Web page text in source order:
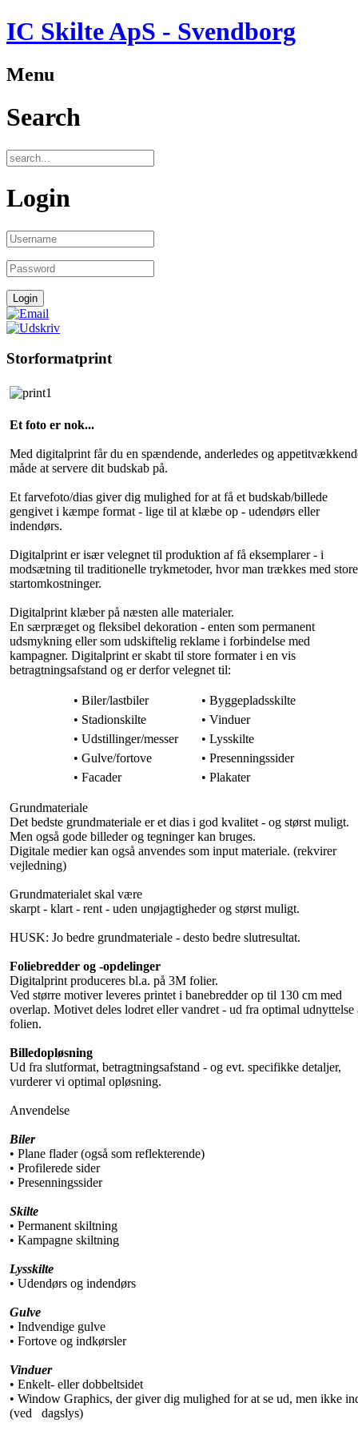
IC Skilte ApS - Svendborg
Menu
Search
Login
Storformatprint
Et foto er nok...
Med digitalprint får du en spændende, anderledes og
måde at servere dit budskab på.
Et farvefoto/dias giver dig mulighed for at få et budskab/billede
gengivet i kæmpe format - lige til at klæbe op - udendørs eller
indendørs.
Digitalprint er især velegnet til produktion af få eksemplarer - i
modsætning til traditionelle trykmetoder, hvor man trækkes med store
startomkostninger.
Digitalprint klæber på næsten alle materialer.
En særpræget og fleksibel dekoration - enten som permanent
udsmykning eller som udskiftelig reklame i forbindelse med
kampagner. Digitalprint er skabt til store formater i en vis
betragtningsafstand og er derfor velegnet til:
• Biler/lastbiler
• Byggepladsskilte
• Stadionskilte
• Vinduer
• Udstillinger/messer
• Lysskilte
• Gulve/fortove
• Presenningssider
• Facader
• Plakater
Grundmateriale
Det bedste grundmateriale er et dias i god kvalitet - og størst muligt.
Men også gode billeder og tegninger kan bruges.
Digitale medier kan også anvendes som input materiale. (rekvirer
vejledning)
Grundmaterialet skal være
skarpt - klart - rent - uden unøjagtigheder og størst muligt.
HUSK: Jo bedre grundmateriale - desto bedre slutresultat.
Foliebredder og -opdelinger
Digitalprint produceres bl.a. på 3M folier.
Ved større motiver leveres printet i banebredder op til 130 cm med
overlap. Motivet deles lodret eller vandret - ud fra optimal udnyttelse
folien.
Billedopløsning
Ud fra slutformat, betragtningsafstand - og evt. specifikke detaljer,
vurderer vi optimal opløsning.
Anvendelse
Biler
• Plane flader (også som reflekterende)
• Profilerede sider
• Presenningssider
Skilte
• Permanent skiltning
• Kampagne skiltning
Lysskilte
• Udendørs og indendørs
Gulve
• Indvendige gulve
• Fortove og indkørsler
Vinduer
• Enkelt- eller dobbeltsidet
• Window Graphics, der giver dig mulighed for at se ud, men ikke
(ved dagslys)